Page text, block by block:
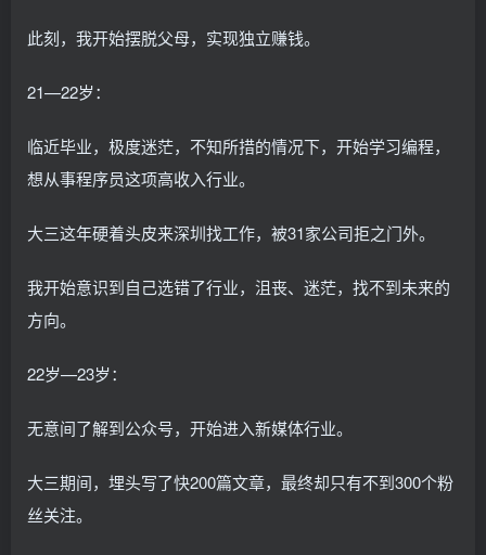
此刻，我开始摆脱父母，实现独立赚钱。
21—22岁：
临近毕业，极度迷茫，不知所措的情况下，开始学习编程，
想从事程序员这项高收入行业。
大三这年硬着头皮来深圳找工作，被31家公司拒之门外。
我开始意识到自己选错了行业，沮丧、迷茫，找不到未来的
方向。
22岁—23岁：
无意间了解到公众号，开始进入新媒体行业。
大三期间，埋头写了快200篇文章，最终却只有不到300个粉
丝关注。